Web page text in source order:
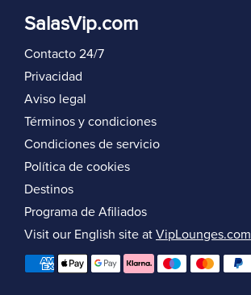
SalasVip.com
Contacto 24/7
Privacidad
Aviso legal
Términos y condiciones
Condiciones de servicio
Política de cookies
Destinos
Programa de Afiliados
Visit our English site at VipLounges.com